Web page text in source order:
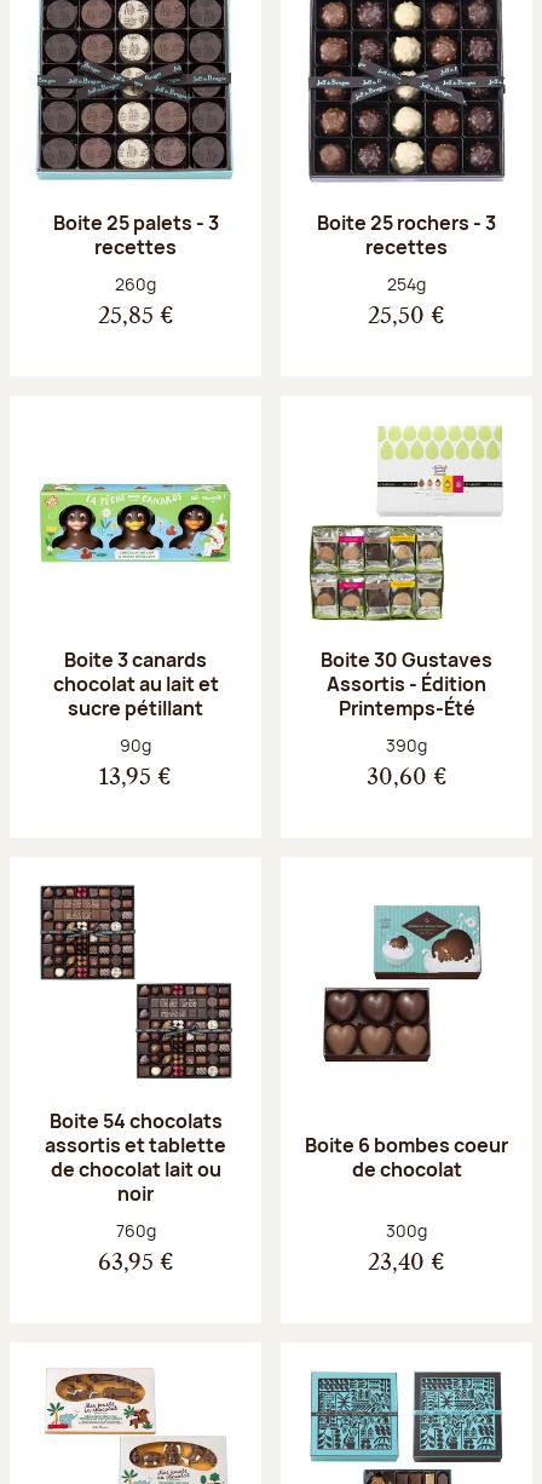
Boite 25 palets - 3
recettes
Poids net :
260g
25,85 €
Boite 25 rochers - 3
recettes
Poids net :
254g
25,50 €
Boite 3 canards
chocolat au lait et
sucre pétillant
Poids net :
90g
13,95 €
Boite 30 Gustaves
Assortis - Édition
Printemps-Été
Poids net :
390g
30,60 €
Boite 54 chocolats
assortis et tablette
de chocolat lait ou
noir
Poids net :
760g
63,95 €
Boite 6 bombes coeur
de chocolat
Poids net :
300g
23,40 €